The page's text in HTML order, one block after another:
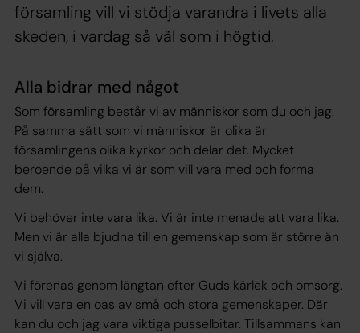
församling vill vi stödja varandra i livets alla
skeden, i vardag så väl som i högtid.
Alla bidrar med något
Som församling består vi av människor som du och jag.
På samma sätt som vi människor är olika är
församlingens olika kyrkor och delar det. Mycket
beroende på vilka vi är som vill vara med och forma
dem.
Vi behöver inte vara lika. Vi är inte menade att vara lika.
Men vi är alla bjudna till en gemenskap som är större än
vi själva.
Vi förenas genom längtan efter Guds kärlek och omsorg.
Vi vill vara en oas av små och stora gemenskaper. Där
kan du och jag vara viktiga pusselbitar. Tillsammans kan